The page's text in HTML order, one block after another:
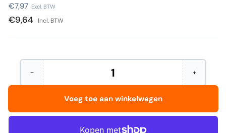
Normale
prijs
€7,97 Excl. BTW
€9,64 Incl. BTW
−Aantal
verminderen
Smartfolder
Hoeveelheid +Verhoog
het
-
Voeg toe aan winkelwagen